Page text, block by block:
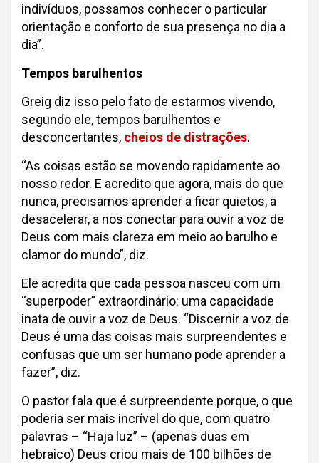
indivíduos, possamos conhecer o particular
orientação e conforto de sua presença no dia a
dia”.
Tempos barulhentos
Greig diz isso pelo fato de estarmos vivendo,
segundo ele, tempos barulhentos e
desconcertantes, cheios de distrações.
“As coisas estão se movendo rapidamente ao
nosso redor. E acredito que agora, mais do que
nunca, precisamos aprender a ficar quietos, a
desacelerar, a nos conectar para ouvir a voz de
Deus com mais clareza em meio ao barulho e
clamor do mundo”, diz.
Ele acredita que cada pessoa nasceu com um
“superpoder” extraordinário: uma capacidade
inata de ouvir a voz de Deus. “Discernir a voz de
Deus é uma das coisas mais surpreendentes e
confusas que um ser humano pode aprender a
fazer”, diz.
O pastor fala que é surpreendente porque, o que
poderia ser mais incrível do que, com quatro
palavras – “Haja luz” – (apenas duas em
hebraico) Deus criou mais de 100 bilhões de